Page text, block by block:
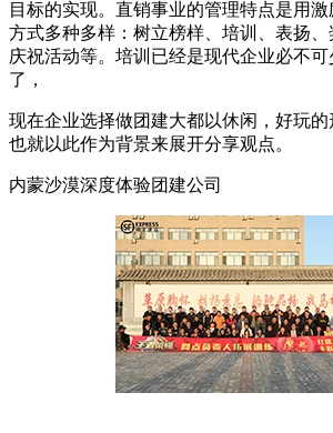
目标的实现。直销事业的管理特点是用
方式多种多样：树立榜样、培训、表扬、
庆祝活动等。培训已经是现代企业必不
了，
现在企业选择做团建大都以休闲，好玩
也就以此作为背景来展开分享观点。
内蒙沙漠深度体验团建公司